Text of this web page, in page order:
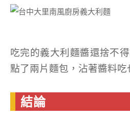
吃完的義大利麵醬還捨不
點了兩片麵包，沾著醬料
結論